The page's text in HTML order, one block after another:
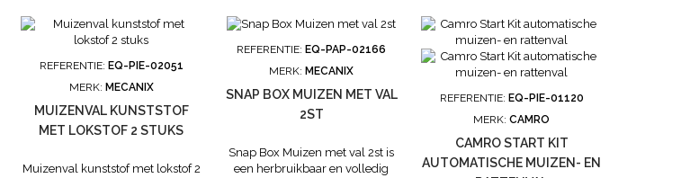
REFERENTIE: EQ-PIE-02051
MERK: MECANIX
MUIZENVAL KUNSTSTOF
MET LOKSTOF 2 STUKS
Muizenval kunststof met lokstof 2
REFERENTIE: EQ-PAP-02166
MERK: MECANIX
SNAP BOX MUIZEN MET VAL
2ST
Snap Box Muizen met val 2st is
een herbruikbaar en volledig
REFERENTIE: EQ-PIE-01120
MERK:CAMRO
CAMRO START KIT
AUTOMATISCHE MUIZEN- EN